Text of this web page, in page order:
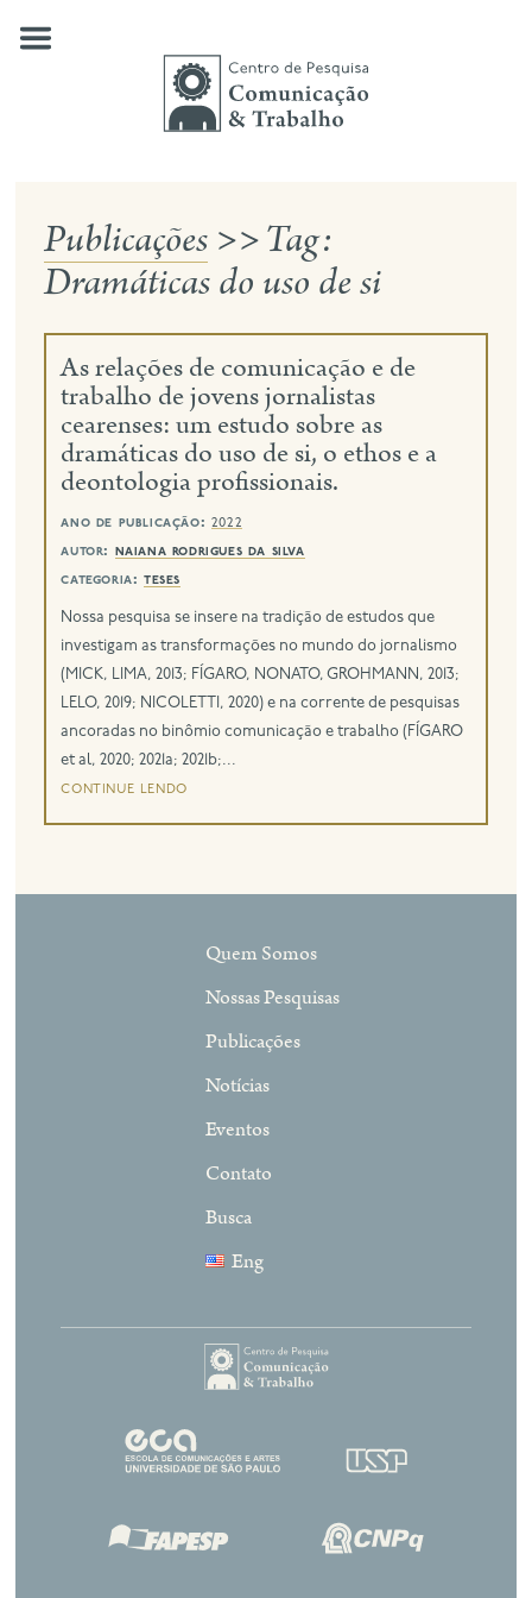
quem somos
nossas pesquisas
notícias
eventos
contato
busca
Publicações >>Tag:
Dramáticas do uso de si
As relações de comunicação e de
trabalho de jovens jornalistas
cearenses: um estudo sobre as
dramáticas do uso de si, o ethos e a
deontologia profissionais.
ano de publicação: 2022
autor: naiana rodrigues da silva
categoria: teses
Nossa pesquisa se insere na tradição de estudos que
investigam as transformações no mundo do jornalismo
(MICK, LIMA, 2013; FÍGARO, NONATO, GROHMANN, 2013;
LELO, 2019; NICOLETTI, 2020) e na corrente de pesquisas
ancoradas no binômio comunicação e trabalho (FÍGARO
et al, 2020; 2021a; 2021b;...
continue lendo
Quem Somos
Nossas Pesquisas
Publicações
Notícias
Eventos
Contato
Busca
Eng